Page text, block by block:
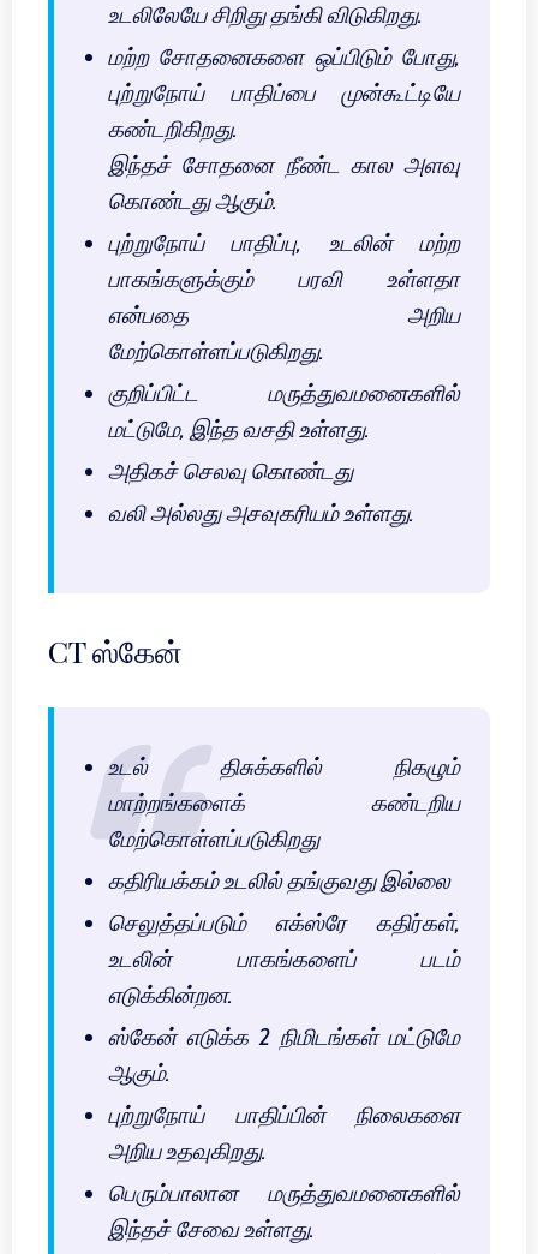
உடலிலேயே சிறிது தங்கி விடுகிறது.
மற்ற சோதனைகளை ஒப்பிடும் போது,
புற்றுநோய் பாதிப்பை முன்கூட்டியே
கண்டறிகிறது.
இந்தச் சோதனை நீண்ட கால அளவு
கொண்டது ஆகும்.
புற்றுநோய் பாதிப்பு, உடலின் மற்ற
பாகங்களுக்கும் பரவி உள்ளதா
என்பதை அறிய
மேற்கொள்ளப்படுகிறது.
குறிப்பிட்ட மருத்துவமனைகளில்
மட்டுமே, இந்த வசதி உள்ளது.
அதிகச் செலவு கொண்டது
வலி அல்லது அசவுகரியம் உள்ளது.
CT ஸ்கேன்
உடல் திசுக்களில் நிகழும்
மாற்றங்களைக் கண்டறிய
மேற்கொள்ளப்படுகிறது
கதிரியக்கம் உடலில் தங்குவது இல்லை
செலுத்தப்படும் எக்ஸ்ரே கதிர்கள்,
உடலின் பாகங்களைப் படம்
எடுக்கின்றன.
ஸ்கேன் எடுக்க 2 நிமிடங்கள் மட்டுமே
ஆகும்.
புற்றுநோய் பாதிப்பின் நிலைகளை
அறிய உதவுகிறது.
பெரும்பாலான மருத்துவமனைகளில்
இந்தச் சேவை உள்ளது.